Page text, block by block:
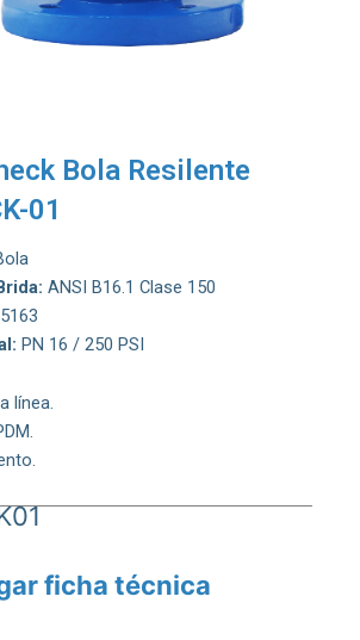
Bola Resilente
01
ANSI B16.1 Clase 150
PN 16 / 250 PSI
línea.
ficha técnica